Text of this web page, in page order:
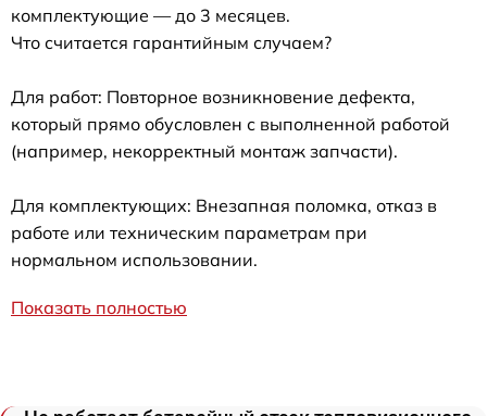
комплектующие — до 3 месяцев.
Что считается гарантийным случаем?
Для работ: Повторное возникновение дефекта,
который прямо обусловлен с выполненной работой
(например, некорректный монтаж запчасти).
Для комплектующих: Внезапная поломка, отказ в
работе или техническим параметрам при
нормальном использовании.
Показать полностью